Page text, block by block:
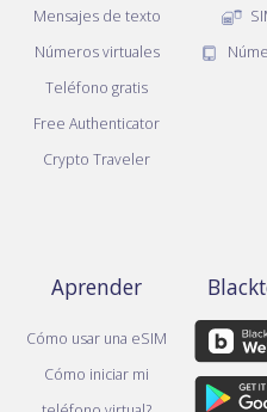
Mensajes de texto
Números virtuales
Teléfono gratis
Free Authenticator
Crypto Traveler
Aprender
Cómo usar una eSIM
Cómo iniciar mi